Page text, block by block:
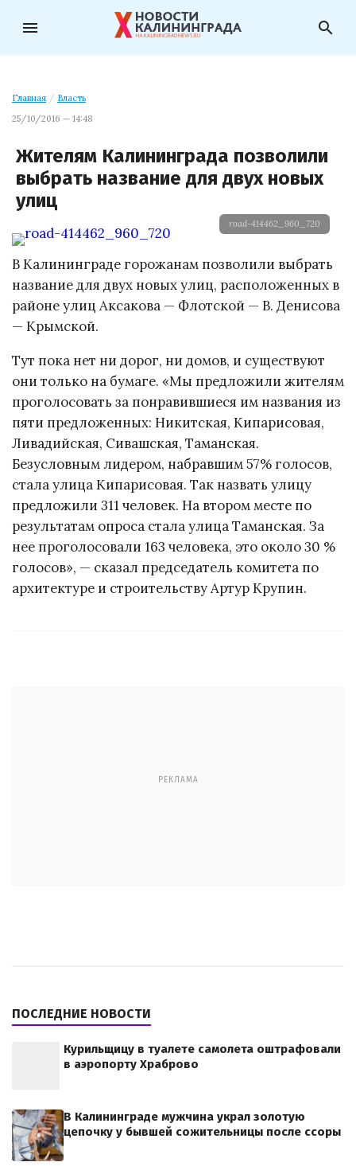
menu search
Главная / Власть
25/10/2016 — 14:48
Жителям Калининграда позволили
выбрать название для двух новых
улиц
road-414462_960_720
В Калининграде горожанам позволили выбрать
название для двух новых улиц, расположенных в
районе улиц Аксакова — Флотской — В. Денисова
— Крымской.
Тут пока нет ни дорог, ни домов, и существуют
они только на бумаге. «Мы предложили жителям
проголосовать за понравившиеся им названия из
пяти предложенных: Никитская, Кипарисовая,
Ливадийская, Сивашская, Таманская.
Безусловным лидером, набравшим 57% голосов,
стала улица Кипарисовая. Так назвать улицу
предложили 311 человек. На втором месте по
результатам опроса стала улица Таманская. За
нее проголосовали 163 человека, это около 30 %
голосов», — сказал председатель комитета по
архитектуре и строительству Артур Крупин.
РЕКЛАМА
ПОСЛЕДНИЕ НОВОСТИ
Курильщицу в туалете самолета оштрафовали
в аэропорту Храброво
В Калининграде мужчина украл золотую
цепочку у бывшей сожительницы после ссоры